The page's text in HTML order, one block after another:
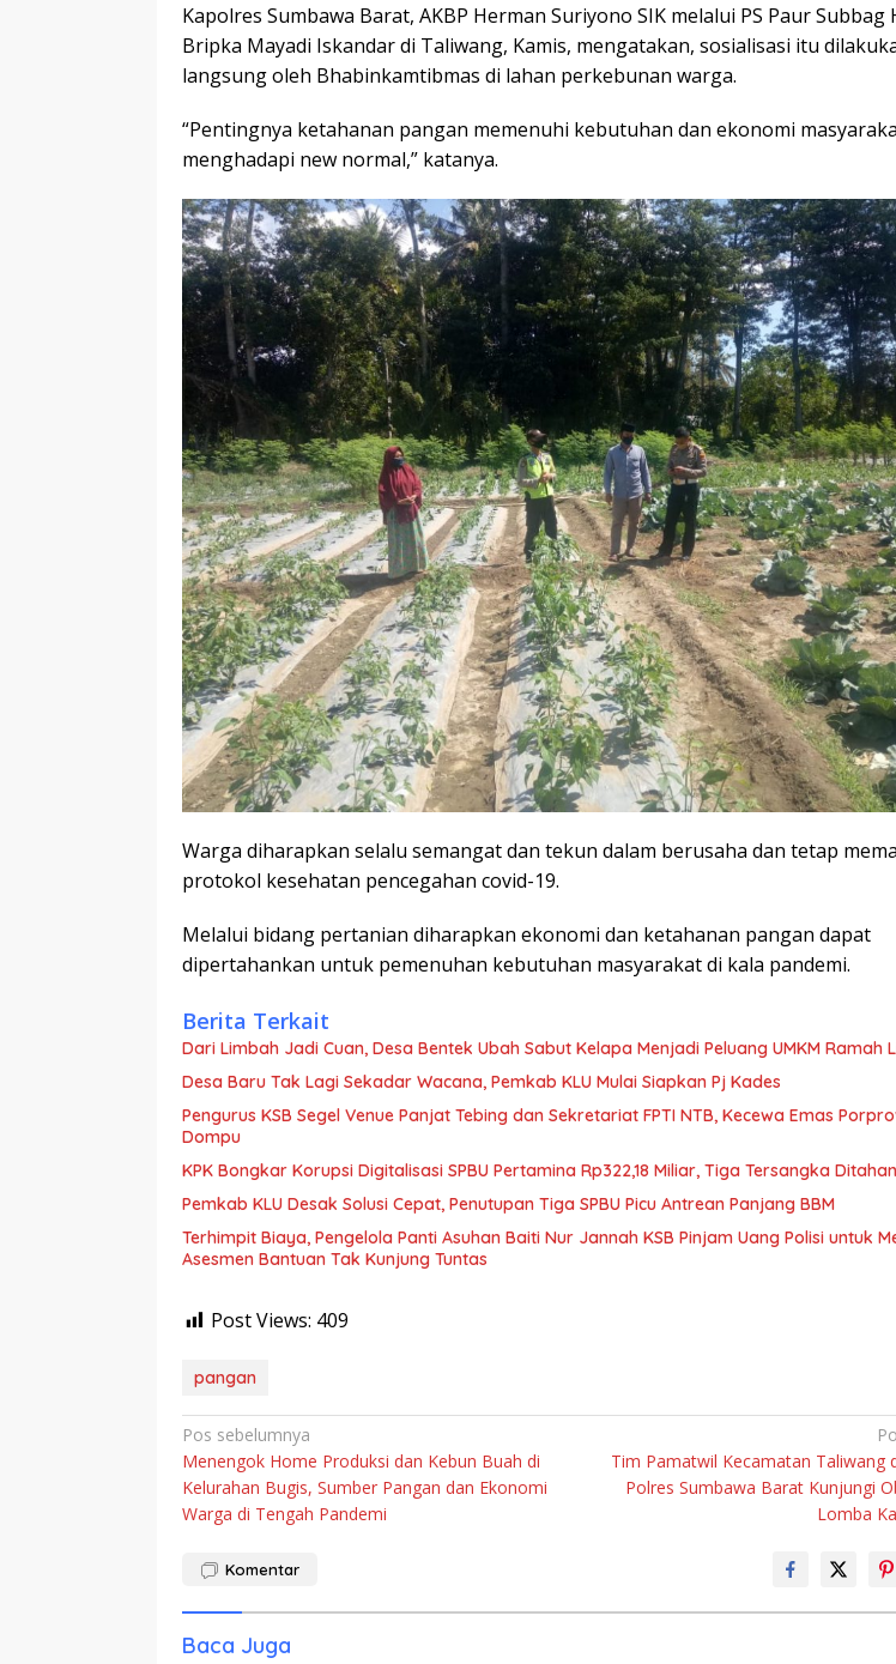
Kapolres Sumbawa Barat, AKBP Herman Suriyono SIK melalui PS Paur Subbag
Bripka Mayadi Iskandar di Taliwang, Kamis, mengatakan, sosialisasi itu
langsung oleh Bhabinkamtibmas di lahan perkebunan warga.
“Pentingnya ketahanan pangan memenuhi kebutuhan dan ekonomi
menghadapi new normal,” katanya.
Warga diharapkan selalu semangat dan tekun dalam berusaha dan tetap
protokol kesehatan pencegahan covid-19.
Melalui bidang pertanian diharapkan ekonomi dan ketahanan pangan dapat
dipertahankan untuk pemenuhan kebutuhan masyarakat di kala pandemi.
Berita Terkait
Dari Limbah Jadi Cuan, Desa Bentek Ubah Sabut Kelapa Menjadi Peluang UMKM Ramah
Desa Baru Tak Lagi Sekadar Wacana, Pemkab KLU Mulai Siapkan Pj Kades
Pengurus KSB Segel Venue Panjat Tebing dan Sekretariat FPTI NTB, Kecewa Emas
Dompu
KPK Bongkar Korupsi Digitalisasi SPBU Pertamina Rp322,18 Miliar, Tiga Tersangka Ditahan
Pemkab KLU Desak Solusi Cepat, Penutupan Tiga SPBU Picu Antrean Panjang BBM
Terhimpit Biaya, Pengelola Panti Asuhan Baiti Nur Jannah KSB Pinjam Uang Polisi untuk
Asesmen Bantuan Tak Kunjung Tuntas
Post Views: 409
pangan
Navigasi
pos
Pos sebelumnya
Menengok Home Produksi dan Kebun Buah di
Kelurahan Bugis, Sumber Pangan dan Ekonomi
Warga di Tengah Pandemi
Tim Pamatwil Kecamatan Taliwang
Polres Sumbawa Barat Kunjungi
Lomba
Komentar
Baca Juga